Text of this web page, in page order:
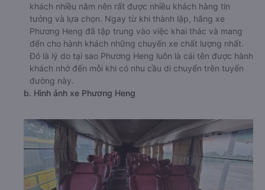
khách nhiều năm nên rất được nhiều khách hàng tin
tưởng và lựa chọn. Ngay từ khi thành lập, hãng xe
Phương Heng đã tập trung vào việc khai thác và mang
đến cho hành khách những chuyến xe chất lượng nhất.
Đó là lý do tại sao Phương Heng luôn là cái tên được hành
khách nhớ đến mỗi khi có nhu cầu di chuyển trên tuyến
đường này.
b. Hình ảnh xe Phương Heng